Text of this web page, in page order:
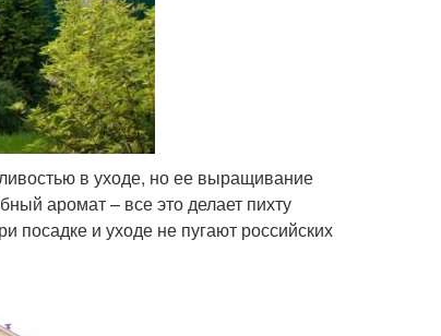
в уходе, но ее выращивание
аромат – все это делает пихту
посадке и уходе не пугают российских